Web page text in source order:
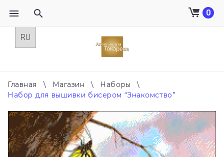
0
Главная \ Магазин \ Наборы
\
Набор для вышивки бисером “Знакомство”